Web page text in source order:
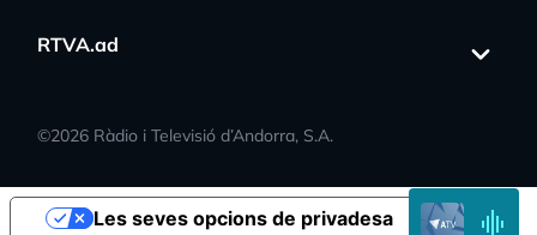
RTVA.ad
©2026 Ràdio i Televisió d’Andorra, S.A.
EN
DIRECTELes seves opcions de privadesa